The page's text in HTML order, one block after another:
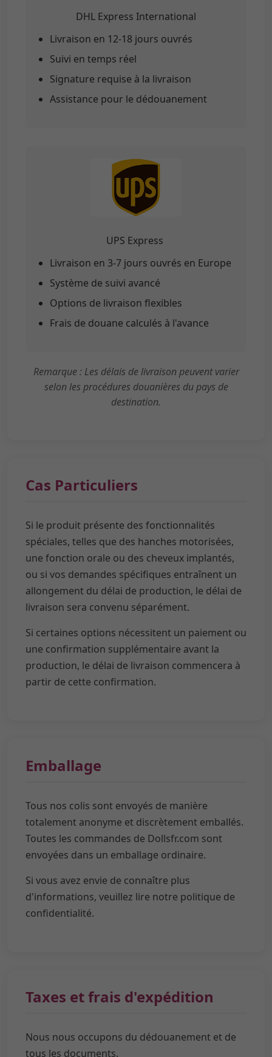
DHL Express International
Livraison en 12-18 jours ouvrés
Suivi en temps réel
Signature requise à la livraison
Assistance pour le dédouanement
UPS Express
Livraison en 3-7 jours ouvrés en Europe
Système de suivi avancé
Options de livraison flexibles
Frais de douane calculés à l'avance
Remarque : Les délais de livraison peuvent varier
selon les procédures douanières du pays de
destination.
Cas Particuliers
Si le produit présente des fonctionnalités
spéciales, telles que des hanches motorisées,
une fonction orale ou des cheveux implantés,
ou si vos demandes spécifiques entraînent un
allongement du délai de production, le délai de
livraison sera convenu séparément.
Si certaines options nécessitent un paiement ou
une confirmation supplémentaire avant la
production, le délai de livraison commencera à
partir de cette confirmation.
Emballage
Tous nos colis sont envoyés de manière
totalement anonyme et discrètement emballés.
Toutes les commandes de Dollsfr.com sont
envoyées dans un emballage ordinaire.
Si vous avez envie de connaître plus
d'informations, veuillez lire notre politique de
confidentialité.
Taxes et frais d'expédition
Nous nous occupons du dédouanement et de
tous les documents.